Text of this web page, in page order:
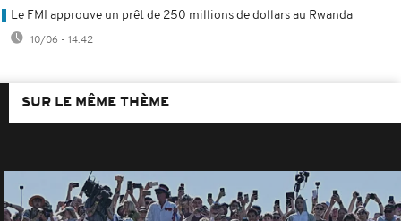
Le FMI approuve un prêt de 250 millions de dollars au Rwanda
10/06 - 14:42
SUR LE MÊME THÈME